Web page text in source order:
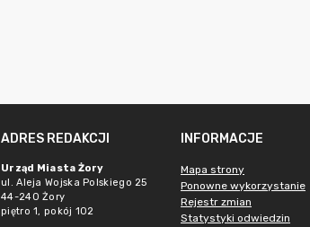
ADRES REDAKCJI
Urząd Miasta Żory
ul. Aleja Wojska Polskiego 25
44-240 Żory
piętro 1, pokój 102
INFORMACJE
Mapa strony
Ponowne wykorzystanie
Rejestr zmian
Statystyki odwiedzin